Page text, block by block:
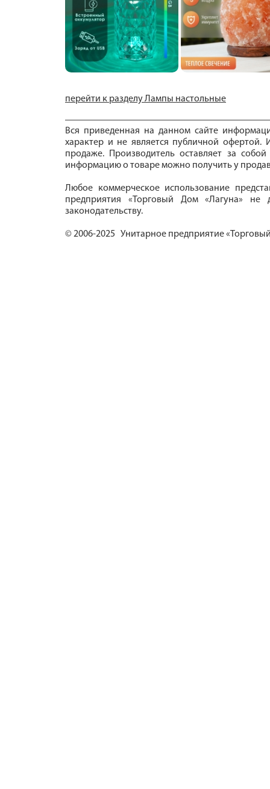
перейти к разделу Лампы настольные
Вся приведенная на данном сайте
характер и не является публичной офертой.
продаже. Производитель оставляет за
информацию о товаре можно получить у
Любое коммерческое использование
предприятия «Торговый Дом «Лагуна» не
законодательству.
© 2006-2025 Унитарное предприятие